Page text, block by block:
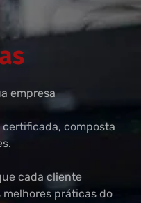
empresa
certificada, composta
cada cliente
práticas do